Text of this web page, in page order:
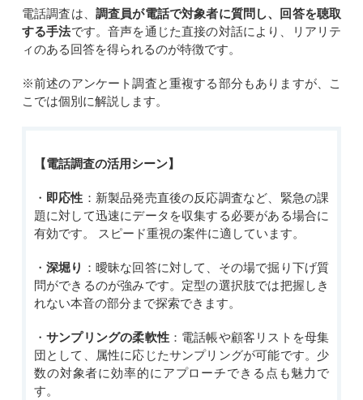
電話調査は、 調査員が電話で対象者に質問し、回答を聴取
する手法です。音声を通じた直接の対話により、リアリテ
ィのある回答を得られるのが特徴です。
※前述のアンケート調査と重複する部分もありますが、こ
こでは個別に解説します。
【電話調査の活用シーン】
・ 即応性 ：新製品発売直後の反応調査など、緊急の課
題に対して迅速にデータを収集する必要がある場合に
有効です。 スピード重視の案件に適しています。
・深堀り ：曖昧な回答に対して、その場で掘り下げ質
問ができるのが強みです。定型の選択肢では把握しき
れない本音の部分まで探索できます。
・サンプリングの柔軟性：電話帳や顧客リストを母集
団として、属性に応じたサンプリングが可能です。少
数の対象者に効率的にアプローチできる点も魅力で
す。